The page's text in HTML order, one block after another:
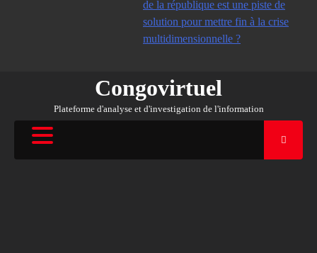
de la république est une piste de
solution pour mettre fin à la crise
multidimensionnelle ?
Congovirtuel
Plateforme d'analyse et d'investigation de l'information